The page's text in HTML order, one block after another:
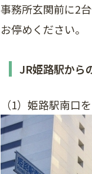
事務所玄関前に2
お停めください。
JR姫路駅から
（1）姫路駅南口